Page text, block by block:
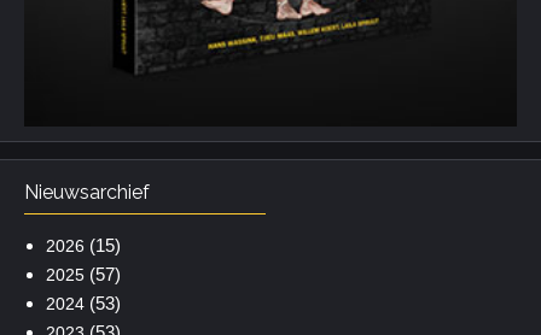
Nieuwsarchief
2026 (15)
2025(57)
2024(53)